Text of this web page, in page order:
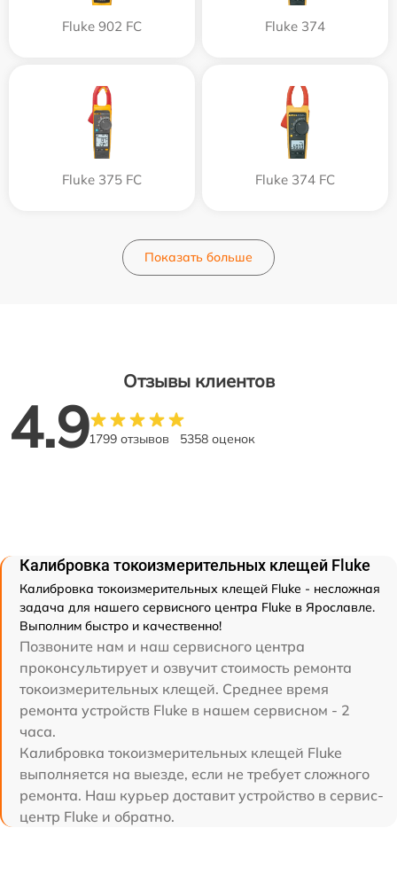
Fluke 902 FC Fluke 374
Fluke 375 FC Fluke 374 FC
Показать больше
Отзывы клиентов
4.91799 отзывов 5358 оценок
Калибровка токоизмерительных клещей Fluke
Калибровка токоизмерительных клещей Fluke - несложная
задача для нашего сервисного центра Fluke в Ярославле.
Выполним быстро и качественно!
Позвоните нам и наш сервисного центра
проконсультирует и озвучит стоимость ремонта
токоизмерительных клещей. Среднее время
ремонта устройств Fluke в нашем сервисном - 2
часа.
Калибровка токоизмерительных клещей Fluke
выполняется на выезде, если не требует сложного
ремонта. Наш курьер доставит устройство в сервис-
центр Fluke и обратно.